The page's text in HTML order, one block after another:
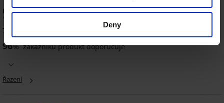
Deny
body
Sanremo
Big
BESTSELLER
Stahovací
Elsie
Stahovací
889
Kč
Stahovací
nohavičkou
Stahovací
otevřeným
96%
760 zákazníků produkt hodnotilo
96% zákazníků produkt doporučuje
Řazení